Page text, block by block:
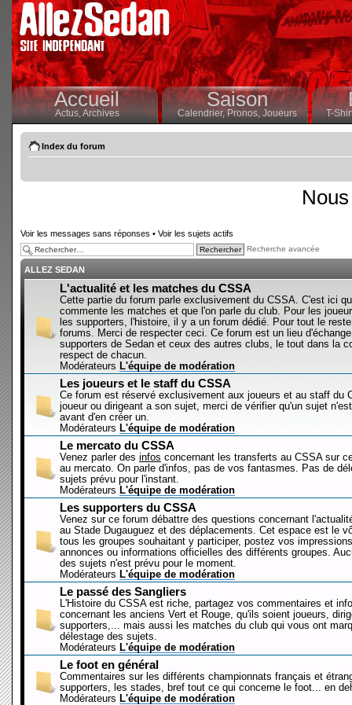
Accueil
Actus,Archives
Saison
Calendrier,Pronos, Joueurs T-
Index du forum
Voir les messages sans réponses • Voir les sujets actifs
Recherche avancée
ALLEZ SEDAN
L'actualité et les matches du CSSA
Cette partie du forum parle exclusivement du CSSA. C'est ici
commente les matches et que l'on parle du club. Pour les
les supporters, l'histoire, il y a un forum dédié. Pour tout le
forums. Merci de respecter ceci. Ce forum est un lieu
supporters de Sedan et ceux des autres clubs, le tout dans la
respect de chacun.
Modérateurs L'équipe de modération
Les joueurs et le staff du CSSA
Ce forum est réservé exclusivement aux joueurs et au staff du
joueur ou dirigeant a son sujet, merci de vérifier qu'un sujet
avant d'en créer un.
Modérateurs L'équipe de modération
Le mercato du CSSA
Venez parler des infos concernant les transferts au CSSA sur
au mercato. On parle d'infos, pas de vos fantasmes. Pas de
sujets prévu pour l'instant.
Modérateurs L'équipe de modération
Les supporters du CSSA
Venez sur ce forum débattre des questions concernant
au Stade Dugauguez et des déplacements. Cet espace est le
tous les groupes souhaitant y participer, postez vos
annonces ou informations officielles des différents groupes.
des sujets n'est prévu pour le moment.
Modérateurs L'équipe de modération
Le passé des Sangliers
L'Histoire du CSSA est riche, partagez vos commentaires et
concernant les anciens Vert et Rouge, qu'ils soient joueurs,
supporters,... mais aussi les matches du club qui vous ont
délestage des sujets.
Modérateurs L'équipe de modération
Le foot en général
Commentaires sur les différents championnats français et
supporters, les stades, bref tout ce qui concerne le foot... en
Modérateurs L'équipe de modération